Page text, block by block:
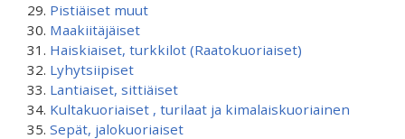
Pistiäiset muut
Maakiitäjäiset
Haiskiaiset, turkkilot (Raatokuoriaiset)
Lyhytsiipiset
Lantiaiset, sittiäiset
Kultakuoriaiset , turilaat ja kimalaiskuoriainen
Sepät, jalokuoriaiset